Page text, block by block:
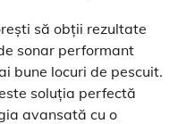
să obții rezultate
sonar performant
bune locuri de pescuit.
soluția perfectă
avansată cu o